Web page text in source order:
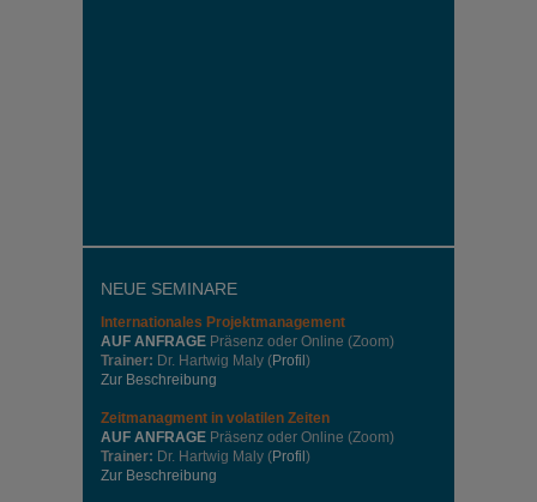
NEUE SEMINARE
Internationales Projektmanagement
AUF ANFRAGE Präsenz oder Online (Zoom)
Trainer: Dr. Hartwig Maly (Profil )
Zur Beschreibung
Zeitmanagment in volatilen Zeiten
AUF ANFRAGE Präsenz oder Online (Zoom)
Trainer: Dr. Hartwig Maly (Profil )
Zur Beschreibung